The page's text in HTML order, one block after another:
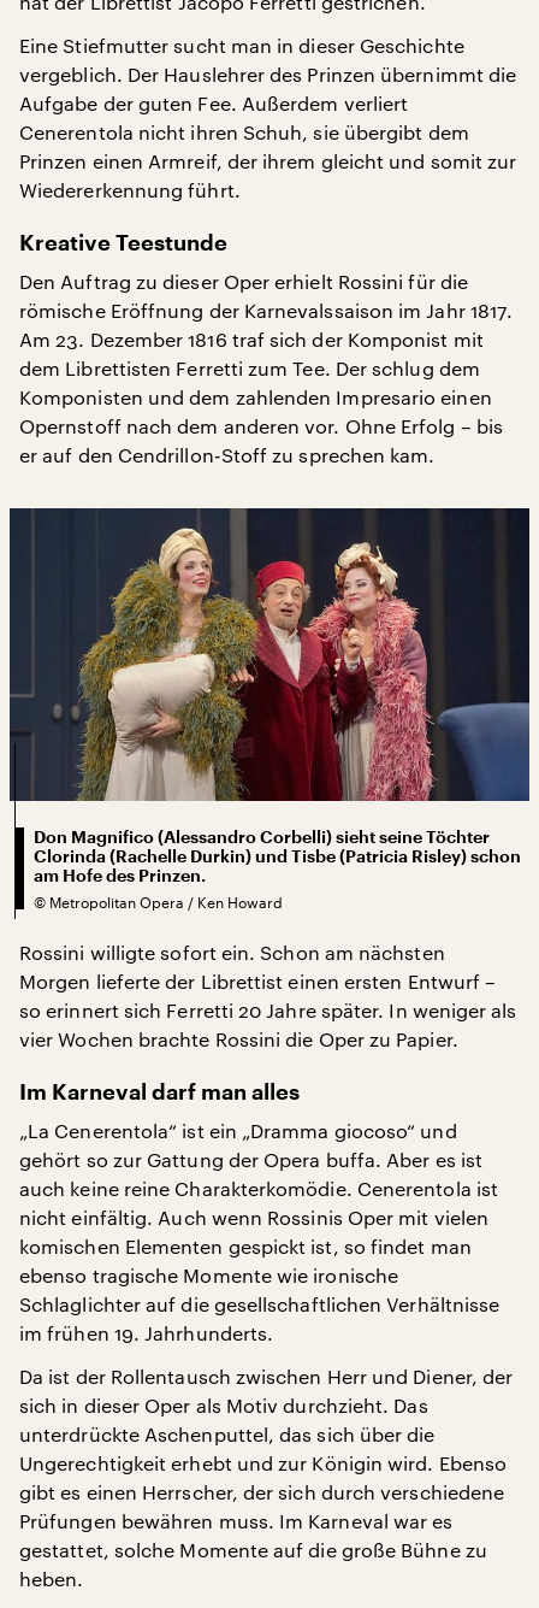
Eine Stiefmutter sucht man in dieser Geschichte
vergeblich. Der Hauslehrer des Prinzen übernimmt die
Aufgabe der guten Fee. Außerdem verliert
Cenerentola nicht ihren Schuh, sie übergibt dem
Prinzen einen Armreif, der ihrem gleicht und somit zur
Wiedererkennung führt.
Kreative Teestunde
Den Auftrag zu dieser Oper erhielt Rossini für die
römische Eröffnung der Karnevalssaison im Jahr 1817.
Am 23. Dezember 1816 traf sich der Komponist mit
dem Librettisten Ferretti zum Tee. Der schlug dem
Komponisten und dem zahlenden Impresario einen
Opernstoff nach dem anderen vor. Ohne Erfolg – bis
er auf den Cendrillon-Stoff zu sprechen kam.
Don Magnifico (Alessandro Corbelli) sieht seine Töchter
Clorinda (Rachelle Durkin) und Tisbe (Patricia Risley) schon
am Hofe des Prinzen.
© Metropolitan Opera / Ken Howard
Rossini willigte sofort ein. Schon am nächsten
Morgen lieferte der Librettist einen ersten Entwurf –
so erinnert sich Ferretti 20 Jahre später. In weniger als
vier Wochen brachte Rossini die Oper zu Papier.
Im Karneval darf man alles
„La Cenerentola“ ist ein „Dramma giocoso“ und
gehört so zur Gattung der Opera buffa. Aber es ist
auch keine reine Charakterkomödie. Cenerentola ist
nicht einfältig. Auch wenn Rossinis Oper mit vielen
komischen Elementen gespickt ist, so findet man
ebenso tragische Momente wie ironische
Schlaglichter auf die gesellschaftlichen Verhältnisse
im frühen 19. Jahrhunderts.
Da ist der Rollentausch zwischen Herr und Diener, der
sich in dieser Oper als Motiv durchzieht. Das
unterdrückte Aschenputtel, das sich über die
Ungerechtigkeit erhebt und zur Königin wird. Ebenso
gibt es einen Herrscher, der sich durch verschiedene
Prüfungen bewähren muss. Im Karneval war es
gestattet, solche Momente auf die große Bühne zu
heben.